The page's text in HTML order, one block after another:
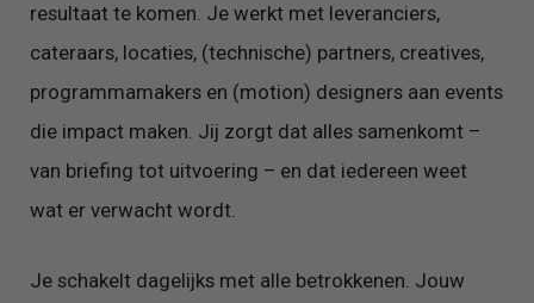
resultaat te komen. Je werkt met leveranciers,
cateraars, locaties, (technische) partners, creatives,
programmamakers en (motion) designers aan events
die impact maken. Jij zorgt dat alles samenkomt –
van briefing tot uitvoering – en dat iedereen weet
wat er verwacht wordt.
Je schakelt dagelijks met alle betrokkenen. Jouw